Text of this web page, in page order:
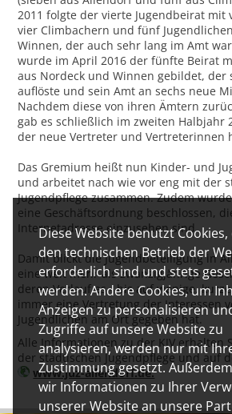
Diese Website benutzt
den technischen Betrieb der
erforderlich sind und stets
werden. Andere Cookies, um
Anzeigen zu personalisieren
Zugriffe auf unsere Website zu
analysieren, werden nur mit
Zustimmung gesetzt.
wir Informationen zu Ihrer
unserer Website an unsere
2011 folgte der vierte Jugendbeirat mit
vier Climbachern und fünf
Winnen, der auch sehr lang im Amt
wurde im April 2016 der fünfte Beirat
aus Nordeck und Winnen gebildet, der
auflöste und sein Amt an sechs neue
Nachdem diese von ihren Ämtern
gab es schließlich im zweiten Halbjahr
der neue Vertreter und Vertreterinnen
Das Gremium heißt nun Kinder- und
und arbeitet nach wie vor eng mit der
Jugendpflege zusammen. Zudem
eine Geschäftsordnung beschlossen,
Internetadresse einzusehen sind.
Damit blickt die Jugendbeteiligung in
eine weit mehr als zwanzigjährige
deren Verlauf es - bis auf wenige,
immer eine Vertretung der Interessen
Jugendlichen am Ort gegeben hat.
Alle Informationen zu der KJV erhalten
der städtischen Jugendpflege und auf
www.juz-allendorf.de.